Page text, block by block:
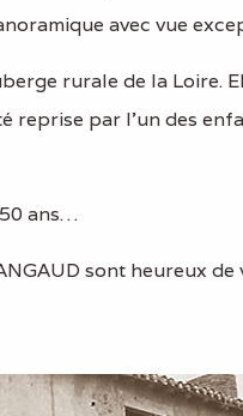
avec vue
rurale de la Loire.
reprise par l’un des
ans…
sont heureux